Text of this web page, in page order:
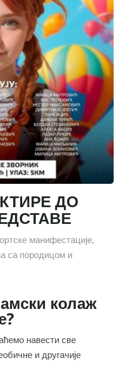
ДО
манифестације,
са породицом и
колаж
навести све
и другачије